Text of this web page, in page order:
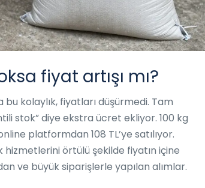
fiyat artışı mı?
kolaylık, fiyatları düşürmedi. Tam
stok” diye ekstra ücret ekliyor. 100 kg
platformdan 108 TL’ye satılıyor.
hizmetlerini örtülü şekilde fiyatın içine
ve büyük siparişlerle yapılan alımlar.